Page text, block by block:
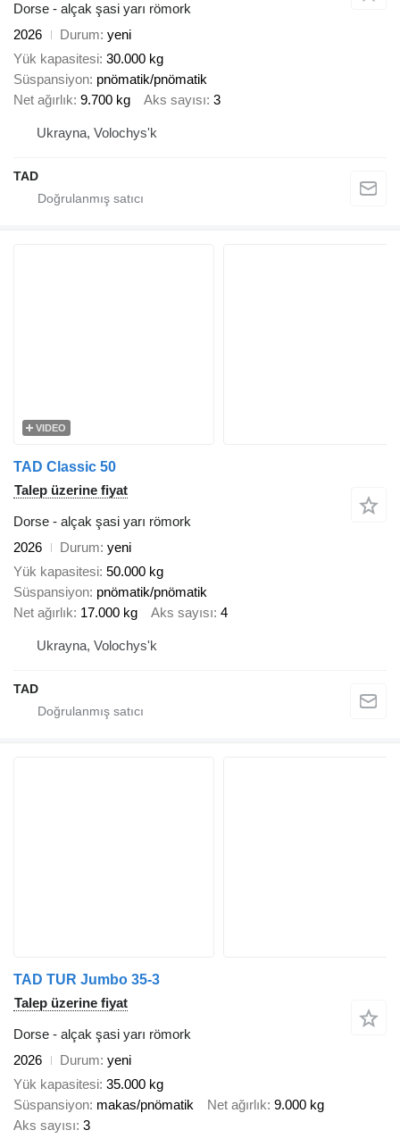
Dorse - alçak şasi yarı römork
2026
Durum yeni
Yük kapasitesi 30.000 kg
Süspansiyon pnömatik/pnömatik
Net ağırlık 9.700 kg Aks sayısı 3
Ukrayna, Volochys'k
TAD
VIDEO
TAD Classic 50
Talep üzerine fiyat
Dorse - alçak şasi yarı römork
2026
Durum yeni
Yük kapasitesi 50.000 kg
Süspansiyon pnömatik/pnömatik
Net ağırlık 17.000 kg Aks sayısı 4
Ukrayna, Volochys'k
TAD
TAD TUR Jumbo 35-3
Talep üzerine fiyat
Dorse - alçak şasi yarı römork
2026
Durum yeni
Yük kapasitesi 35.000 kg
Süspansiyon makas/pnömatik Net ağırlık 9.000 kg
Aks sayısı 3